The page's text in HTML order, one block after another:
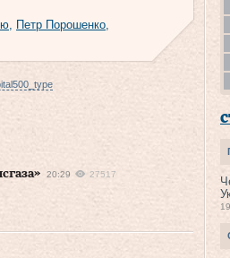
, Петр Порошенко,
20:29 27517